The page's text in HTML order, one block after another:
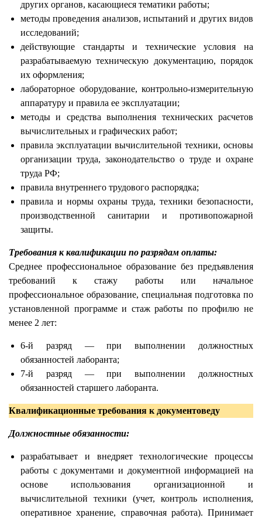
других органов, касающиеся тематики работы;
методы проведения анализов, испытаний и других видов
исследований;
действующие стандарты и технические условия на
разрабатываемую техническую документацию, порядок
их оформления;
лабораторное оборудование, контрольно-измерительную
аппаратуру и правила ее эксплуатации;
методы и средства выполнения технических расчетов
вычислительных и графических работ;
правила эксплуатации вычислительной техники, основы
организации труда, законодательство о труде и охране
труда РФ;
правила внутреннего трудового распорядка;
правила и нормы охраны труда, техники безопасности,
производственной санитарии и противопожарной
защиты.
Требования к квалификации по разрядам оплаты:
Среднее профессиональное образование без предъявления
требований к стажу работы или начальное
профессиональное образование, специальная подготовка по
установленной программе и стаж работы по профилю не
менее 2 лет:
6-й разряд — при выполнении должностных
обязанностей лаборанта;
7-й разряд — при выполнении должностных
обязанностей старшего лаборанта.
Квалификационные требования к документоведу
Должностные обязанности:
разрабатывает и внедряет технологические процессы
работы с документами и документной информацией на
основе использования организационной и
вычислительной техники (учет, контроль исполнения,
оперативное хранение, справочная работа). Принимает